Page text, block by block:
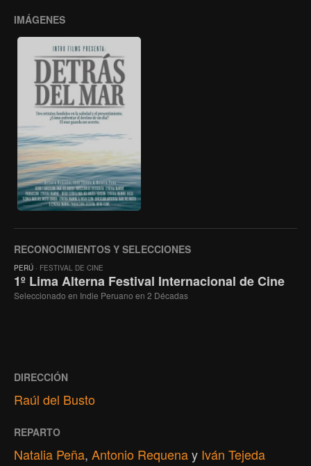
IMÁGENES
RECONOCIMIENTOS Y SELECCIONES
PERÚ · FESTIVAL DE CINE
1º Lima Alterna Festival Internacional de Cine
Seleccionado en Indie Peruano en 2 Décadas
DIRECCIÓN
Raúl del Busto
REPARTO
Natalia Peña, Antonio Requenay Iván Tejeda